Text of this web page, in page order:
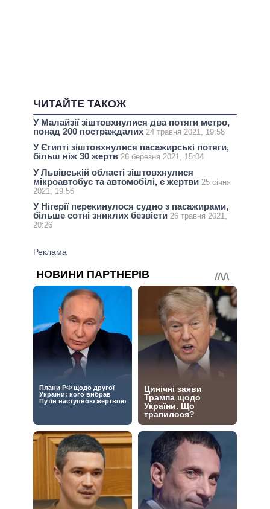
ЧИТАЙТЕ ТАКОЖ
У Малайзії зіштовхнулися два потяги метро,
понад 200 постраждалих 24 травня 2021, 19:58
У Єгипті зіштовхнулися пасажирські потяги,
більш ніж 30 жертв 26 березня 2021, 15:04
У Львівській області зіштовхнулися
мікроавтобус та автомобілі, є жертви 25 січня
2021, 19:56
У Нігерії перекинулося судно з пасажирами,
більше сотні зниклих безвісти 26 травня 2021,
20:26